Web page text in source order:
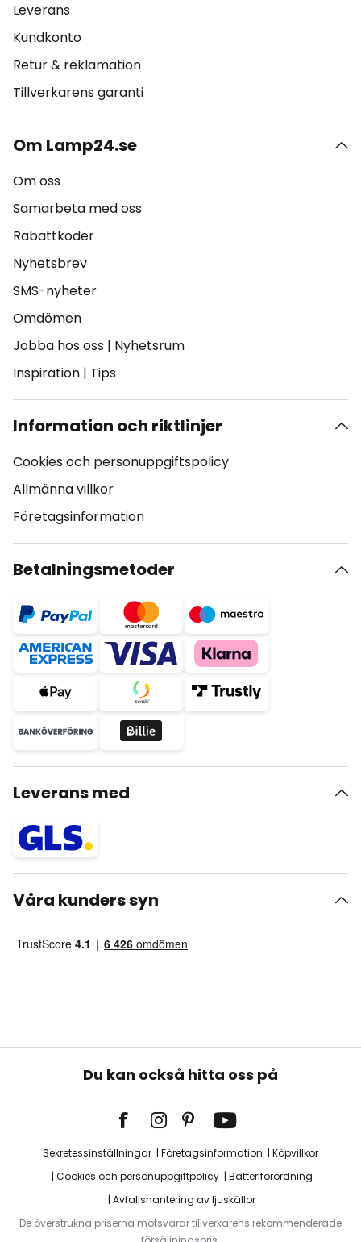
Leverans
Kundkonto
Retur & reklamation
Tillverkarens garanti
Om Lamp24.se
Om oss
Samarbeta med oss
Rabattkoder
Nyhetsbrev
SMS-nyheter
Omdömen
Jobba hos oss | Nyhetsrum
Inspiration | Tips
Information och riktlinjer
Cookies och personuppgiftspolicy
Allmänna villkor
Företagsinformation
Betalningsmetoder
Leverans med
Våra kunders syn
Du kan också hitta oss på
Sekretessinställningar Företagsinformation
Köpvillkor
Cookies och personuppgiftpolicy
Batteriförordning
Avfallshantering av ljuskällor
De överstrukna priserna motsvarar tillverkarens rekommenderade